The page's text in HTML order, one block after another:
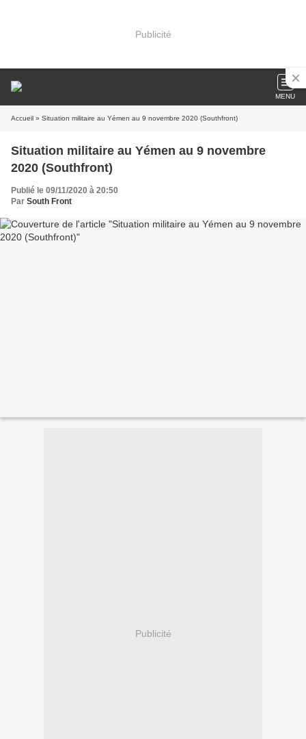
Publicité
MENU
Accueil » Situation militaire au Yémen au 9 novembre 2020 (Southfront)
Situation militaire au Yémen au 9 novembre
2020 (Southfront)
Publié le 09/11/2020 à 20:50
Par South Front
Publicité